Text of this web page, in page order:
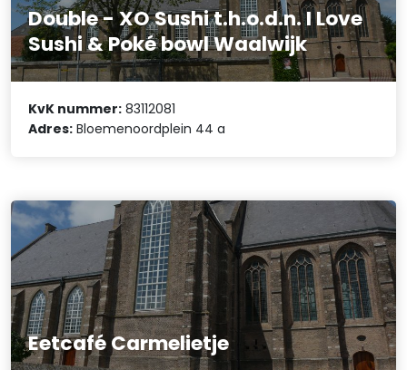
Double - XO Sushi t.h.o.d.n. I Love
Sushi & Poké bowl Waalwijk
KvK nummer: 83112081
Adres: Bloemenoordplein 44 a
Eetcafé Carmelietje